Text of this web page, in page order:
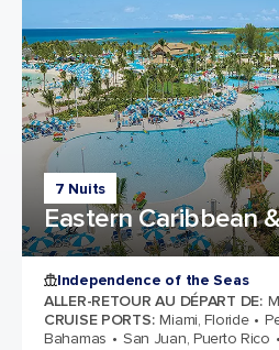
7 Nuits
Eastern Caribbean
Independence of the Seas
ALLER-RETOUR AU DÉPART DE:
CRUISE PORTS: Miami, Floride
Bahamas
San Juan, Puerto Rico